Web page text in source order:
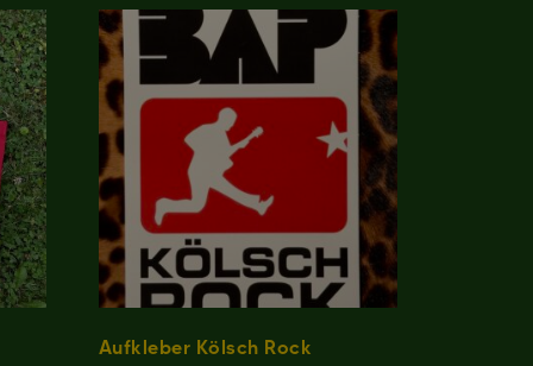
Aufkleber Kölsch Rock